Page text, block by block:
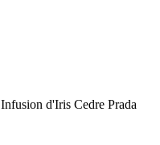
Infusion d'Iris Cedre Prada